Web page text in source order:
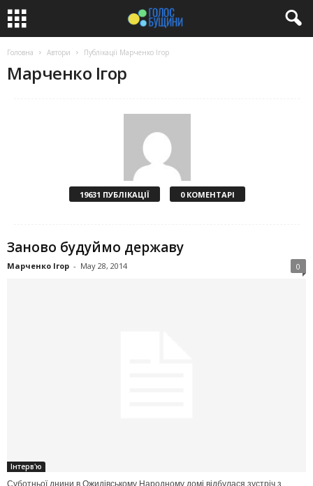
Головна Автори Публікації Марченко Ігор
Марченко Ігор
19631 ПУБЛІКАЦІЇ 0 КОМЕНТАРІ
Заново будуймо державу
Марченко Ігор - May 28, 2014 0
Інтерв'ю
Суботньої днини в Ожидівському Народному домі відбулася зустріч з